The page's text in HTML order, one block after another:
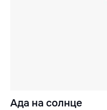
Ада на солнце